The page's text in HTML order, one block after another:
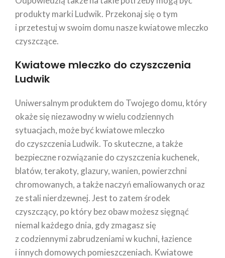
produkty marki Ludwik. Przekonaj się o tym
i przetestuj w swoim domu nasze kwiatowe mleczko
czyszczące.
Kwiatowe mleczko do czyszczenia
Ludwik
Uniwersalnym produktem do Twojego domu, który
okaże się niezawodny w wielu codziennych
sytuacjach, może być kwiatowe mleczko
do czyszczenia Ludwik. To skuteczne, a także
bezpieczne rozwiązanie do czyszczenia kuchenek,
blatów, terakoty, glazury, wanien, powierzchni
chromowanych, a także naczyń emaliowanych oraz
ze stali nierdzewnej. Jest to zatem środek
czyszczący, po który bez obaw możesz sięgnąć
niemal każdego dnia, gdy zmagasz się
z codziennymi zabrudzeniami w kuchni, łazience
i innych domowych pomieszczeniach. Kwiatowe